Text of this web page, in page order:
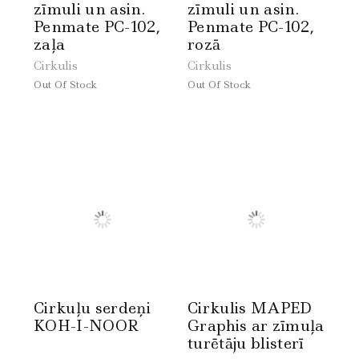
zīmuli un asin.
Penmate PC-102,
zaļa
Cirkulis
Out Of Stock
zīmuli un asin.
Penmate PC-102,
rozā
Cirkulis
Out Of Stock
Cirkuļu serdeņi
KOH-I-NOOR
Cirkulis MAPED
Graphis ar zīmuļa
turētāju blisterī